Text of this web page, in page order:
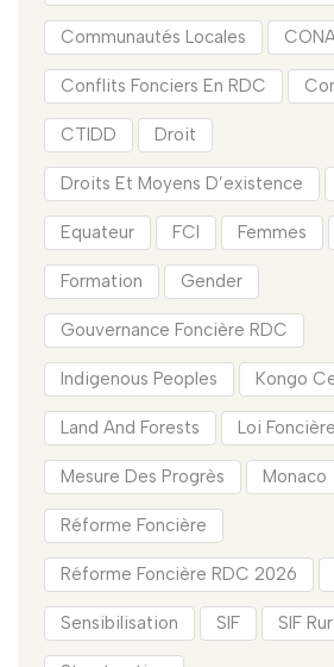
Communautés Locales
Conflits Fonciers En RDC
CTIDD Droit
Droits Et Moyens D’existence
Equateur FCI Femmes
Formation Gender
Gouvernance Foncière RDC
Indigenous Peoples Kongo
Land And Forests Loi Foncière
Mesure Des Progrès Monaco
Réforme Foncière
Réforme Foncière RDC 2026
Sensibilisation SIF SIF